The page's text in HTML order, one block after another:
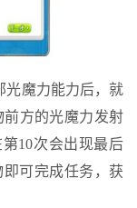
光魔力能力后，就
前方的光魔力发射
10次会出现最后
即可完成任务，获